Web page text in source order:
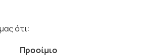
ότι:
Προοίμιο